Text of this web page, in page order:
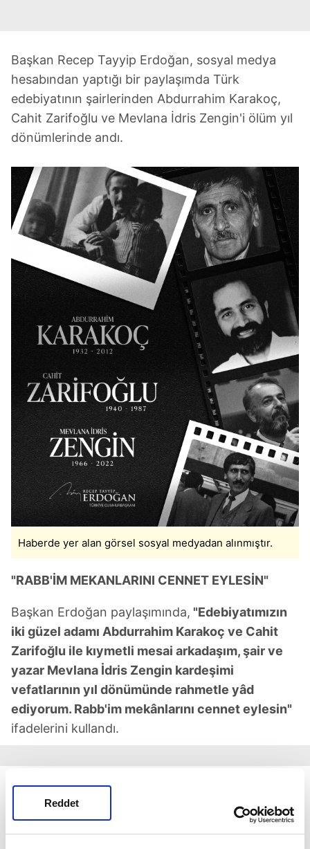
Reddet
Başkan Recep Tayyip Erdoğan, sosyal medya
hesabından yaptığı bir paylaşımda Türk
edebiyatının şairlerinden Abdurrahim Karakoç,
Cahit Zarifoğlu ve Mevlana İdris Zengin'i ölüm yıl
dönümlerinde andı.
Haberde yer alan görsel sosyal medyadan alınmıştır.
"RABB'İM MEKANLARINI CENNET EYLESİN"
Başkan Erdoğan paylaşımında, "Edebiyatımızın
iki güzel adamı Abdurrahim Karakoç ve Cahit
Zarifoğlu ile kıymetli mesai arkadaşım, şair ve
yazar Mevlana İdris Zengin kardeşimi
vefatlarının yıl dönümünde rahmetle yâd
ediyorum. Rabb'im mekânlarını cennet eylesin"
ifadelerini kullandı.